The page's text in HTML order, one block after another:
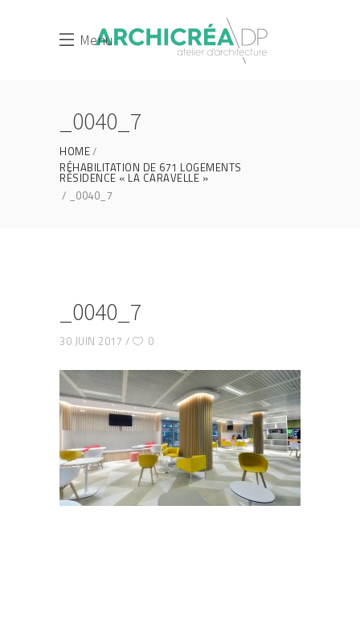
Menu
_0040_7
HOME
RÉHABILITATION DE 671 LOGEMENTS
RÉSIDENCE « LA CARAVELLE »
_0040_7
_0040_7
30 JUIN 2017 0